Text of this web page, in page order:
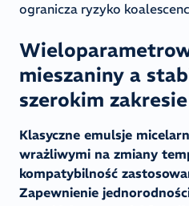
ogranicza ryzyko
mieszaniny a
szerokim
Klasyczne emulsje
wrażliwymi na zmiany
kompatybilność
Zapewnienie